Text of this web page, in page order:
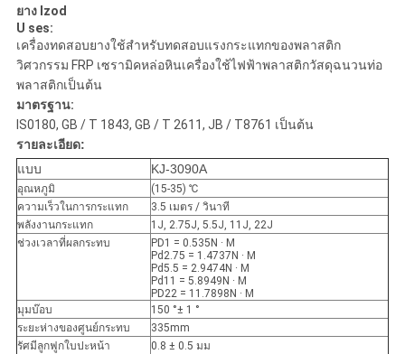
ยาง Izod
U ses:
เครื่องทดสอบยางใช้สำหรับทดสอบแรงกระแทกของพลาสติก
วิศวกรรม FRP เซรามิคหล่อหินเครื่องใช้ไฟฟ้าพลาสติกวัสดุฉนวนท่อ
พลาสติกเป็นต้น
มาตรฐาน:
IS0180, GB / T 1843, GB / T 2611, JB / T8761 เป็นต้น
รายละเอียด:
แบบ
KJ-3090A
อุณหภูมิ
(15-35) ℃
ความเร็วในการกระแทก
3.5 เมตร / วินาที
พลังงานกระแทก
1J, 2.75J, 5.5J, 11J, 22J
ช่วงเวลาที่ผลกระทบ
PD1 = 0.535N · M
Pd2.75 = 1.4737N · M
Pd5.5 = 2.9474N · M
Pd11 = 5.8949N · M
PD22 = 11.7898N · M
มุมบ๊อบ
150 °± 1 °
ระยะห่างของศูนย์กระทบ
335mm
รัศมีลูกฟูกใบปะหน้า
0.8 ± 0.5 มม